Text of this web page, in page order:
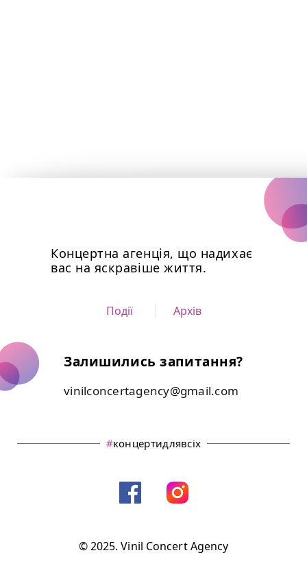
Концертна агенція, що надихає
вас на яскравіше життя.
Події Архів
Залишились запитання?
vinilconcertagency@gmail.com
#концертидлявсіх
© 2025. Vinil Concert Agency